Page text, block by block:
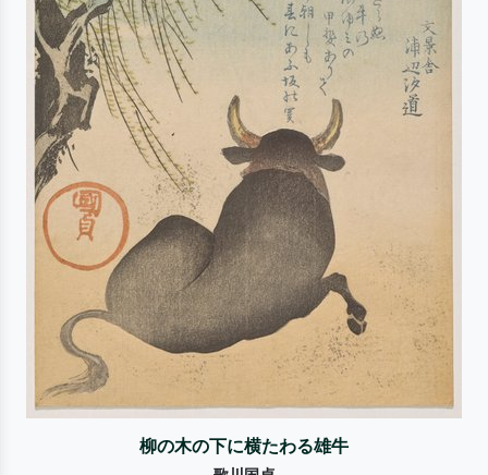
柳の木の下に横たわる雄牛